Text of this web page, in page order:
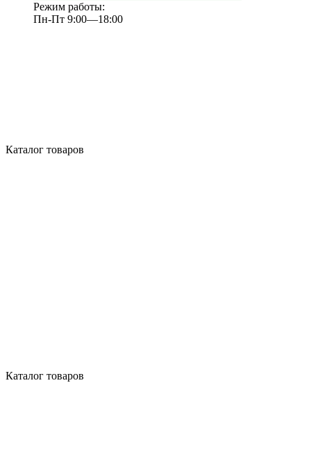
Режим работы:
Пн-Пт 9:00—18:00
Каталог товаров
Каталог товаров